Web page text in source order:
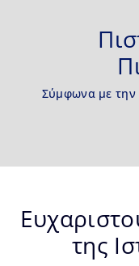
Σύμφωνα με την
της